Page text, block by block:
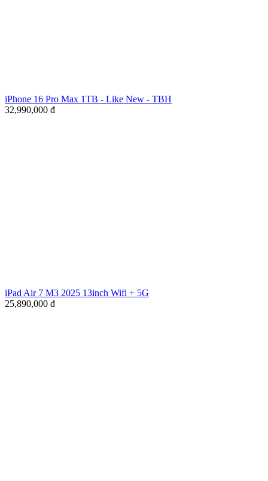
iPhone 16 Pro Max 1TB - Like New - TBH
32,990,000 đ
iPad Air 7 M3 2025 13inch Wifi + 5G
25,890,000 đ